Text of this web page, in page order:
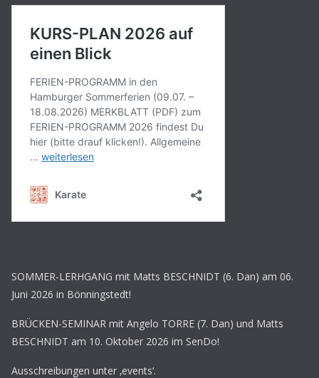
SOMMER-LERHGANG mit Matts BESCHNIDT (6. Dan) am 06.
Juni 2026 in Bönningstedt!
BRÜCKEN-SEMINAR mit Angelo TORRE (7. Dan) und Matts
BESCHNIDT am 10. Oktober 2026 im SenDo!
Ausschreibungen unter ‚events‘.